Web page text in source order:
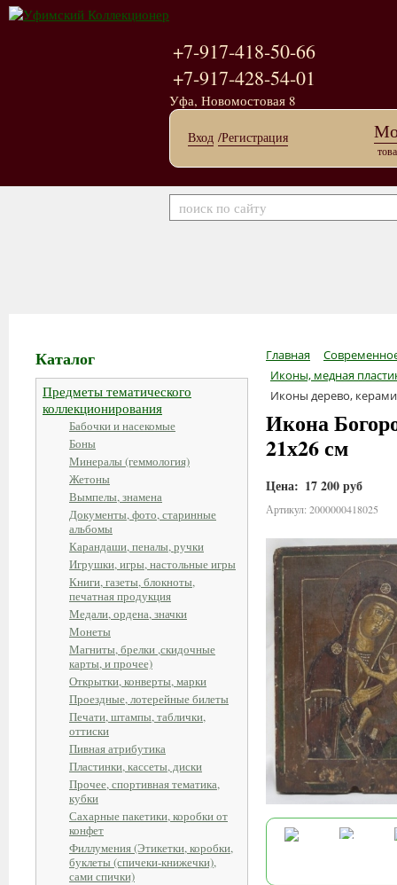
+7-917-418-50-66
+7-917-428-54-01
Уфа, Новомостовая 8
Вход /Регистрация
Каталог
Предметы тематического
коллекционирования
Бабочки и насекомые
Боны
Минералы (геммология)
Жетоны
Вымпелы, знамена
Документы, фото, старинные
альбомы
Карандаши, пеналы, ручки
Игрушки, игры, настольные игры
Книги, газеты, блокноты,
печатная продукция
Медали, ордена, значки
Монеты
Магниты, брелки ,скидочные
карты, и прочее)
Открытки, конверты, марки
Проездные, лотерейные билеты
Печати, штампы, таблички,
оттиски
Пивная атрибутика
Пластинки, кассеты, диски
Прочее, спортивная тематика,
кубки
Сахарные пакетики, коробки от
конфет
Филлумения (Этикетки, коробки,
буклеты (спичеки-книжечки),
сами спички)
Главная
Иконы, медная
Иконы дерево,
Икона
21х26 см
Цена: 17 200 руб
Артикул: 2000000418025